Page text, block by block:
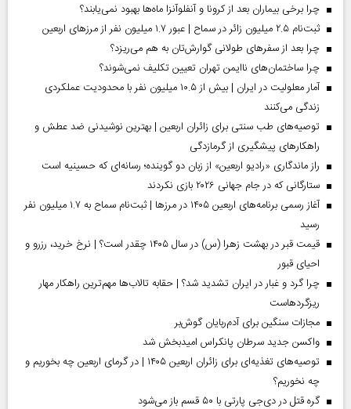
چرا برخی بیماران بعد از کرونا و آنفلوآنزا ماه‌ها بهبود نمی‌یابند؟
ثبت‌نام ۲.۵ میلیون زائر در سماح | عبور ۱.۷ میلیون نفر از مرز‌های اربعین
چرا بعد از سفرهای طولانی گوارش‌تان به هم می‌ریزد؟
چرا ساختمان‌های ناایمن تهران تعیین تکلیف نمی‌شوند؟
آمار معلولیت در ایران | بیش از ۱۰.۵ میلیون نفر با محدودیت عملکردی
زندگی می‌کنند
توصیه‌های طب سنتی برای زائران اربعین | بهترین نوشیدنی ضد عطش و
راهکارهای پیشگیری از گرمازدگی
راز ماندگاری «رادیو اربعین» از زبان دو گوینده؛ رسانه‌ای که حسینیه است
ستارگانی که در جام جهانی ۲۰۲۶ بازی نکردند
آغاز رسمی برنامه‌های اربعین ۱۴۰۵ در مرز‌ها | ثبت‌نام سماح به ۱.۷ میلیون نفر
رسید
قیمت قبر در بهشت زهرا (س) در سال ۱۴۰۵ چقدر است؟ | نرخ خرید، رزرو و
احیای قبور
چرا گرد و غبار در ایران تشدید شد؟ | حقابه تالاب‌ها مهم‌ترین راهکار مهار
ریزگردهاست
مجازات سنگین برای آدم‌ربایان گوش‌بر
واکسن جدید سرطان پانکراس امیدبخش شد
توصیه‌های تغذیه‌ای برای زائران اربعین ۱۴۰۵ | در گرمای اربعین چه بخوریم و
چه نخوریم؟
گره قتل در دی‌جی پارتی با ۵۰ قسم باز می‌شود